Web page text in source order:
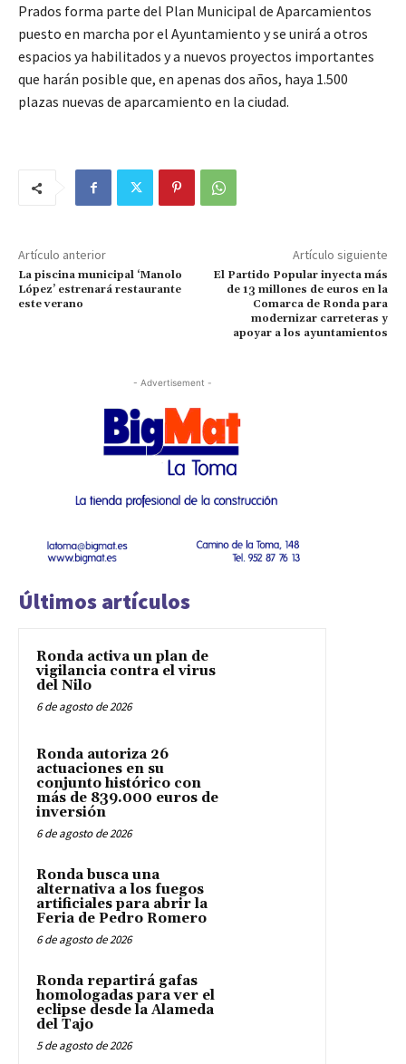
Prados forma parte del Plan Municipal de Aparcamientos
puesto en marcha por el Ayuntamiento y se unirá a otros
espacios ya habilitados y a nuevos proyectos importantes
que harán posible que, en apenas dos años, haya 1.500
plazas nuevas de aparcamiento en la ciudad.
Artículo anterior
La piscina municipal ‘Manolo
López’ estrenará restaurante
este verano
Artículo siguiente
El Partido Popular inyecta más
de 13 millones de euros en la
Comarca de Ronda para
modernizar carreteras y
apoyar a los ayuntamientos
- Advertisement -
Últimos artículos
Ronda activa un plan de
vigilancia contra el virus
del Nilo
6 de agosto de 2026
Ronda autoriza 26
actuaciones en su
conjunto histórico con
más de 839.000 euros de
inversión
6 de agosto de 2026
Ronda busca una
alternativa a los fuegos
artificiales para abrir la
Feria de Pedro Romero
6 de agosto de 2026
Ronda repartirá gafas
homologadas para ver el
eclipse desde la Alameda
del Tajo
5 de agosto de 2026